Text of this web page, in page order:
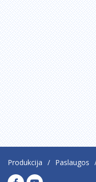
Produkcija Paslaugos